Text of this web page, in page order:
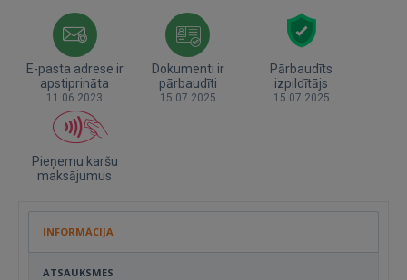
E-pasta adrese ir
apstiprināta
11.06.2023
Dokumenti ir
pārbaudīti
15.07.2025
Pārbaudīts
izpildītājs
15.07.2025
Pieņemu karšu
maksājumus
INFORMĀCIJA
ATSAUKSMES